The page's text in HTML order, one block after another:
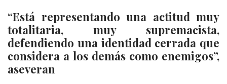
“Está representando una actitud muy
totalitaria, muy supremacista,
defendiendo una identidad cerrada que
considera a los demás como enemigos”,
aseveran